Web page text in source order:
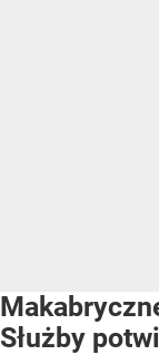
Służby